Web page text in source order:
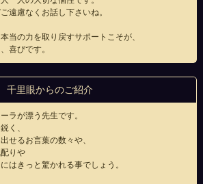
遠慮なくお話し下さいね。
当の力を取り戻すサポートこそが、
喜びです。
千里眼からのご紹介
ラが漂う先生です。
く、
せるお言葉の数々や、
りや
はきっと驚かれる事でしょう。